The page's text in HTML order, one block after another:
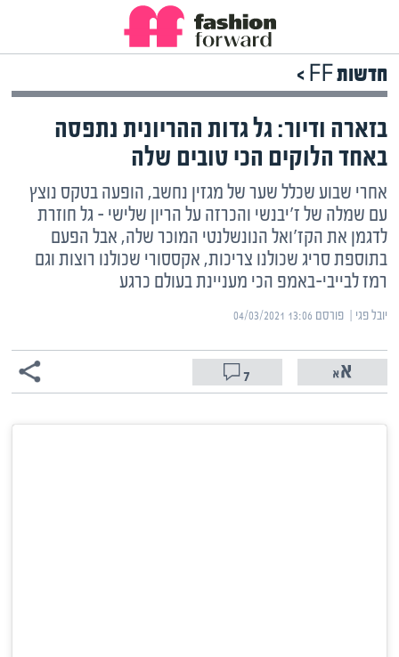
חדשות FF >
בזארה ודיור: גל גדות ההריונית נתפסה
באחד הלוקים הכי טובים שלה
אחרי שבוע שכלל שער של מגזין נחשב, הופעה בטקס נוצץ
עם שמלה של ז'יבנשי והכרזה על הריון שלישי – גל חוזרת
לדגמן את הקז'ואל הנונשלנטי המוכר שלה, אבל הפעם
בתוספת סריג שכולנו צריכות, אקססורי שכולנו רוצות וגם
רמז לבייבי-באמפ הכי מעניינת בעולם כרגע
יובל פגי | ‏פורסם ‎04/03/2021 13:06
7